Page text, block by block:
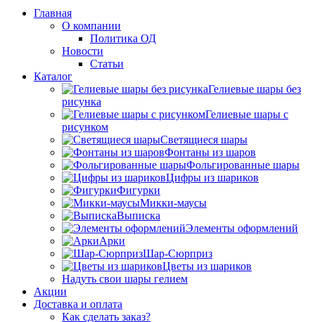
Главная
О компании
Политика ОД
Новости
Статьи
Каталог
Гелиевые шары без
рисунка
Гелиевые шары с
рисунком
Светящиеся шары
Фонтаны из шаров
Фольгированные шары
Цифры из шариков
Фигурки
Микки-маусы
Выписка
Элементы оформлений
Арки
Шар-Сюрприз
Цветы из шариков
Надуть свои шары гелием
Акции
Доставка и оплата
Как сделать заказ?